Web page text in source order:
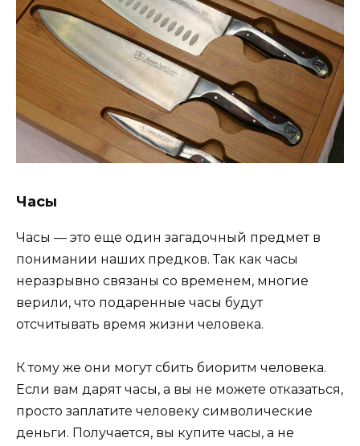
Часы
Часы — это еще один загадочный предмет в
понимании наших предков. Так как часы
неразрывно связаны со временем, многие
верили, что подаренные часы будут
отсчитывать время жизни человека.
К тому же они могут сбить биоритм человека.
Если вам дарят часы, а вы не можете отказаться,
просто заплатите человеку символические
деньги. Получается, вы купите часы, а не